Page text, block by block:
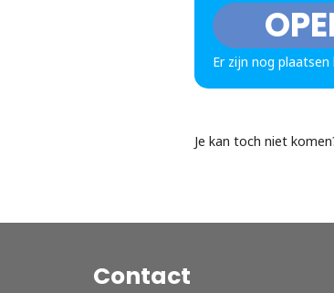
Er zijn nog plaatsen
Je kan toch niet
Contact